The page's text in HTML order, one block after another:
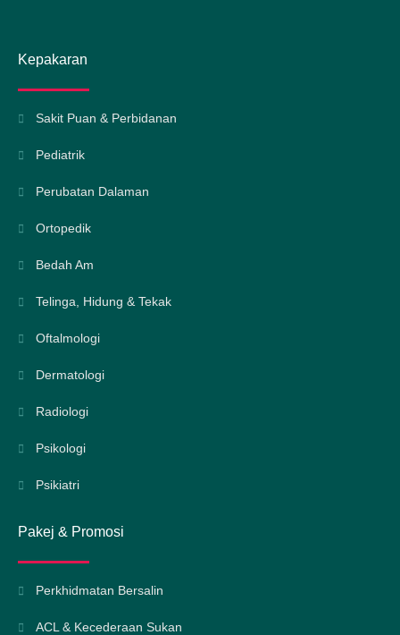
Kepakaran
Sakit Puan & Perbidanan
Pediatrik
Perubatan Dalaman
Ortopedik
Bedah Am
Telinga, Hidung & Tekak
Oftalmologi
Dermatologi
Radiologi
Psikologi
Psikiatri
Pakej & Promosi
Perkhidmatan Bersalin
ACL & Kecederaan Sukan